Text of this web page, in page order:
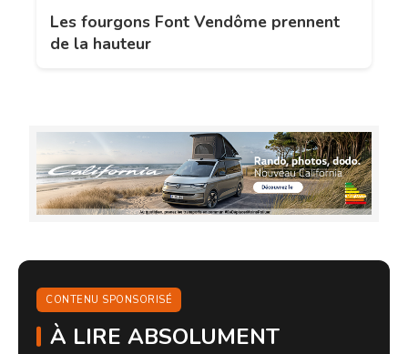
Les fourgons Font Vendôme prennent
de la hauteur
CONTENU SPONSORISÉ
À LIRE ABSOLUMENT